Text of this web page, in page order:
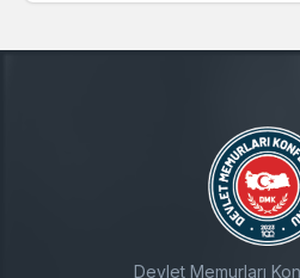
Devlet Memurları